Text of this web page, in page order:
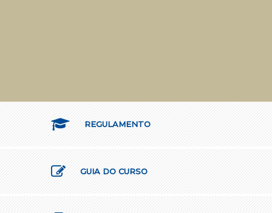
REGULAMENTO
GUIA DO CURSO